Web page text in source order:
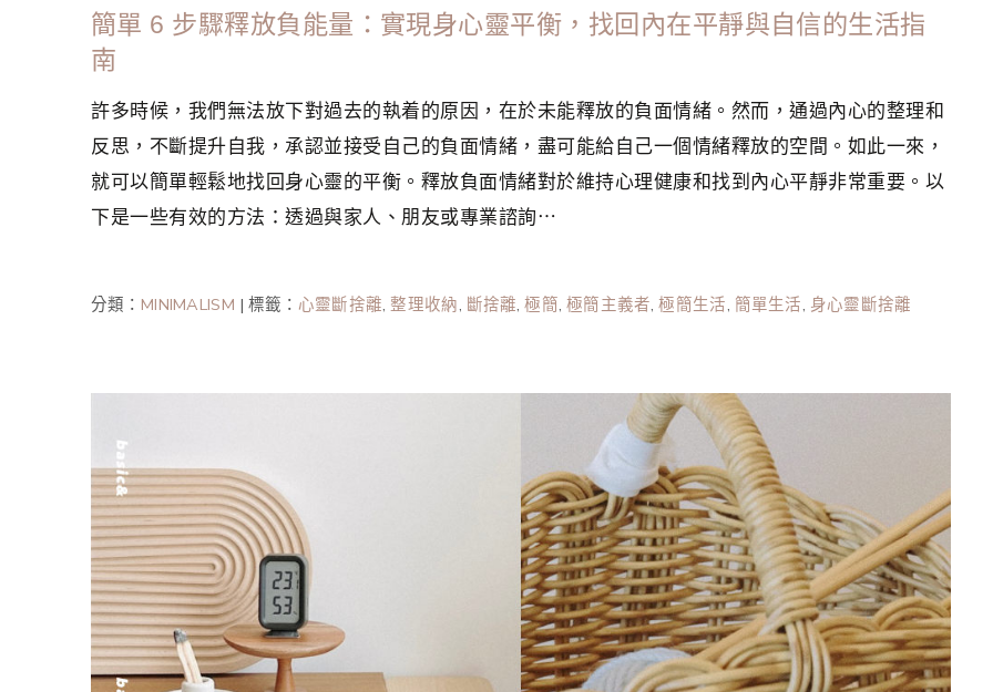
簡單 6 步驟釋放負能量：實現身心靈平衡，找回內在平靜與自信的生活指
南
許多時候，我們無法放下對過去的執着的原因，在於未能釋放的負面情緒。然而，通過內心的整理和
反思，不斷提升自我，承認並接受自己的負面情緒，盡可能給自己一個情緒釋放的空間。如此一來，
就可以簡單輕鬆地找回身心靈的平衡。釋放負面情緒對於維持心理健康和找到內心平靜非常重要。以
下是一些有效的方法：透過與家人、朋友或專業諮詢⋯
分類： MINIMALISM | 標籤： 心靈斷捨離,整理收納, 斷捨離,極簡, 極簡主義者,極簡生活, 簡單生活, 身心靈斷捨離